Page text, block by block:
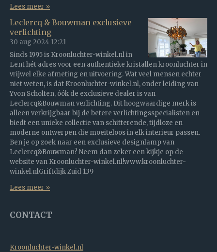
Lees meer »
Leclercq & Bouwman exclusieve
verlichting
30 aug 2024 12:21
Sinds 1995 is Kroonluchter-winkel.nl in
Lent hét adres voor een authentieke kristallen kroonluchter in
vrijwel elke afmeting en uitvoering. Wat veel mensen echter
niet weten, is dat Kroonluchter-winkel.nl, onder leiding van
Yvon Scholten, óók de exclusieve dealer is van
Leclercq&Bouwman verlichting. Dit hoogwaardige merk is
alleen verkrijgbaar bij de betere verlichtingsspecialisten en
biedt een unieke collectie van schitterende, tijdloze en
moderne ontwerpen die moeiteloos in elk interieur passen.
Ben je op zoek naar een exclusieve designlamp van
Leclercq&Bouwman? Neem dan zeker een kijkje op de
website van Kroonluchter-winkel.nl!www.kroonluchter-
winkel.nlGriftdijk Zuid 139
Lees meer »
CONTACT
Kroonluchter-winkel.nl